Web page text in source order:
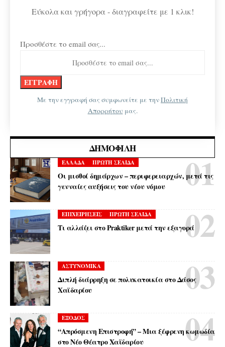
Εύκολα και γρήγορα - διαγραφείτε με 1 κλικ!
Προσθέστε το email σας...
Με την εγγραφή σας συμφωνείτε με τηνΠολιτική
Απορρήτου μας.
ΔΗΜΟΦΙΛΉ
ΕΛΛΑΔΑ ΠΡΩΤΗ ΣΕΛΙΔΑ
Οι μισθοί δημάρχων – περιφερειαρχών, μετά τις
γενναίες αυξήσεις του νέου νόμου
ΕΠΙΧΕΙΡΗΣΕΙΣ ΠΡΩΤΗ ΣΕΛΙΔΑ
Τι αλλάζει στο Praktiker μετά την εξαγορά
ΑΣΤΥΝΟΜΙΚΑ
Διπλή διάρρηξη σε πολυκατοικία στο Δάσος
Χαϊδαρίου
ΕΞΟΔΟΣ
“Απρόσμενη Επιστροφή” – Μια ξέφρενη κωμωδία
στο Νέο Θέατρο Χαϊδαρίου